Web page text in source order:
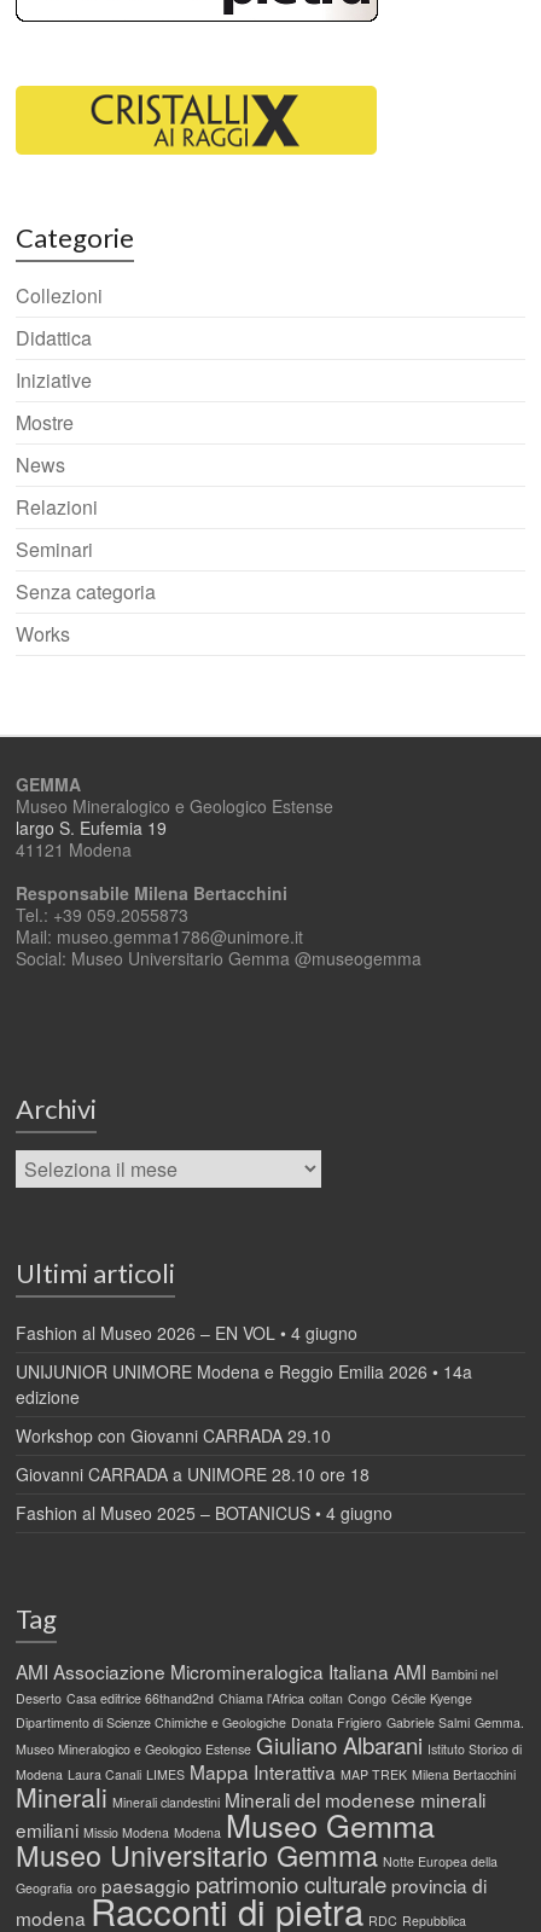
Categorie
Collezioni
Didattica
Iniziative
Mostre
News
Relazioni
Seminari
Senza categoria
Works
GEMMA
Museo Mineralogico e Geologico Estense
largo S. Eufemia 19
41121 Modena
Responsabile Milena Bertacchini
Tel.: +39 059.2055873
Mail: museo.gemma1786@unimore.it
Social: Museo Universitario Gemma @museogemma
Archivi
Ultimi articoli
Fashion al Museo 2026 – EN VOL • 4 giugno
UNIJUNIOR UNIMORE Modena e Reggio Emilia 2026 • 14a
edizione
Workshop con Giovanni CARRADA 29.10
Giovanni CARRADA a UNIMORE 28.10 ore 18
Fashion al Museo 2025 – BOTANICUS • 4 giugno
Tag
AMI Associazione Micromineralogica Italiana AMI Bambini nel
Deserto Casa editrice 66thand2nd Chiama l'Africa coltan Congo Cécile Kyenge
Dipartimento di Scienze Chimiche e Geologiche Donata Frigiero Gabriele Salmi Gemma.
Museo Mineralogico e Geologico Estense Giuliano Albarani Istituto Storico di
Modena Laura Canali LIMES Mappa Interattiva MAP TREK Milena Bertacchini
Minerali Minerali clandestini Minerali del modenese minerali
emiliani Missio Modena Modena Museo Gemma
Museo Universitario Gemma Notte Europea della
Geografia oro paesaggio patrimonio culturale provincia di
modena Racconti di pietra RDC Repubblica